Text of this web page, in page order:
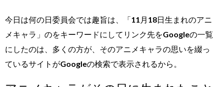
今日は何の日委員会では趣旨は、「11月18日生まれのアニ
メキャラ」のをキーワードにしてリンク先をGoogleの一覧
にしたのは、多くの方が、そのアニメキャラの思いを綴っ
ているサイトがGoogleの検索で表示されるから。